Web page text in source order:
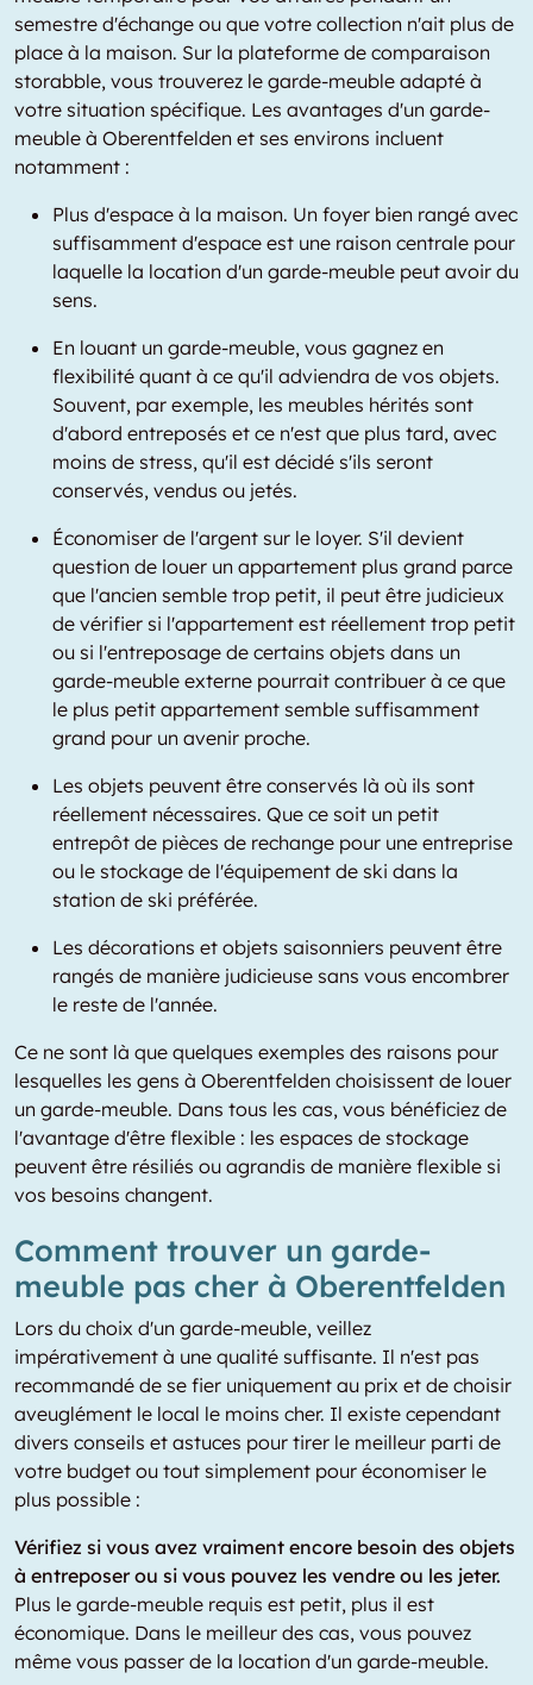
semestre d'échange ou que votre collection n'ait plus de
place à la maison. Sur la plateforme de comparaison
storabble, vous trouverez le garde-meuble adapté à
votre situation spécifique. Les avantages d'un garde-
meuble à Oberentfelden et ses environs incluent
notamment :
Plus d'espace à la maison. Un foyer bien rangé avec
suffisamment d'espace est une raison centrale pour
laquelle la location d'un garde-meuble peut avoir du
sens.
En louant un garde-meuble, vous gagnez en
flexibilité quant à ce qu'il adviendra de vos objets.
Souvent, par exemple, les meubles hérités sont
d'abord entreposés et ce n'est que plus tard, avec
moins de stress, qu'il est décidé s'ils seront
conservés, vendus ou jetés.
Économiser de l'argent sur le loyer. S'il devient
question de louer un appartement plus grand parce
que l'ancien semble trop petit, il peut être judicieux
de vérifier si l'appartement est réellement trop petit
ou si l'entreposage de certains objets dans un
garde-meuble externe pourrait contribuer à ce que
le plus petit appartement semble suffisamment
grand pour un avenir proche.
Les objets peuvent être conservés là où ils sont
réellement nécessaires. Que ce soit un petit
entrepôt de pièces de rechange pour une entreprise
ou le stockage de l'équipement de ski dans la
station de ski préférée.
Les décorations et objets saisonniers peuvent être
rangés de manière judicieuse sans vous encombrer
le reste de l'année.
Ce ne sont là que quelques exemples des raisons pour
lesquelles les gens à Oberentfelden choisissent de louer
un garde-meuble. Dans tous les cas, vous bénéficiez de
l'avantage d'être flexible : les espaces de stockage
peuvent être résiliés ou agrandis de manière flexible si
vos besoins changent.
Comment trouver un garde-
meuble pas cher à Oberentfelden
Lors du choix d'un garde-meuble, veillez
impérativement à une qualité suffisante. Il n'est pas
recommandé de se fier uniquement au prix et de choisir
aveuglément le local le moins cher. Il existe cependant
divers conseils et astuces pour tirer le meilleur parti de
votre budget ou tout simplement pour économiser le
plus possible :
Vérifiez si vous avez vraiment encore besoin des objets
à entreposer ou si vous pouvez les vendre ou les jeter.
Plus le garde-meuble requis est petit, plus il est
économique. Dans le meilleur des cas, vous pouvez
même vous passer de la location d'un garde-meuble.